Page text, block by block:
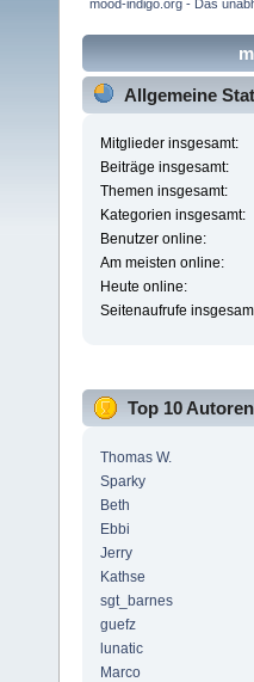
mood-indigo.org - Das
Allgemeine
Mitglieder insgesamt:
Beiträge insgesamt:
Themen insgesamt:
Kategorien insgesamt:
Benutzer online:
Am meisten online:
Heute online:
Seitenaufrufe
Top 10 Autoren
Thomas W.
Sparky
Beth
Ebbi
Jerry
Kathse
sgt_barnes
guefz
lunatic
Marco